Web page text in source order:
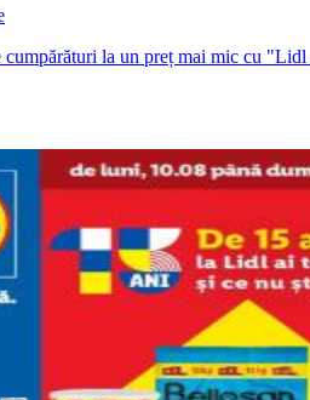
la un preț mai mic cu